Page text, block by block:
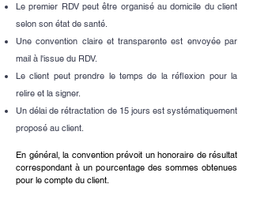
Le premier RDV peut être organisé au domicile du client
selon son état de santé.
Une convention claire et transparente est envoyée par
mail à l'issue du RDV.
Le client peut prendre le temps de la réflexion pour la
relire et la signer.
Un délai de rétractation de 15 jours est systématiquement
proposé au client.
En général, la convention prévoit un honoraire de résultat
correspondant à un pourcentage des sommes obtenues
pour le compte du client.